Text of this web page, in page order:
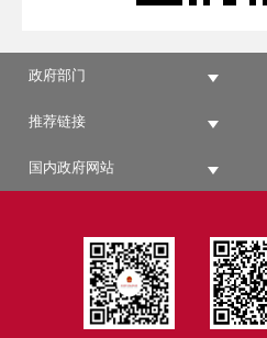
政府部门
推荐链接
国内政府网站